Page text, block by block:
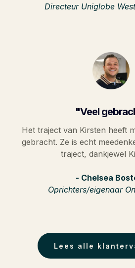
Directeur Uniglobe
"Veel
Het traject van Kirsten heeft
gebracht. Ze is echt
traject, dankjewel
- Chelsea
Oprichters/eigenaar
Lees alle